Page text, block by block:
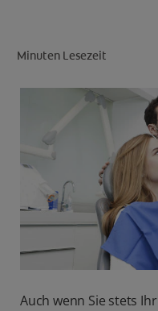
Minuten Lesezeit
Auch wenn Sie stets